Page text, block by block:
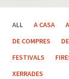
ALL A CASA
DE COMPRES
FESTIVALS
XERRADES